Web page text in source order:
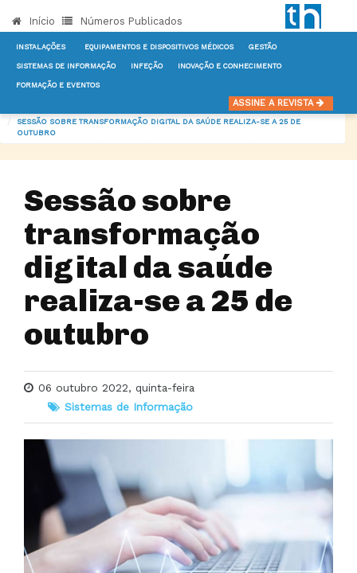
Início Números Publicados
INSTALAÇÕES EQUIPAMENTOS E DISPOSITIVOS MÉDICOS GESTÃO
SISTEMAS DE INFORMAÇÃO INFEÇÃO INOVAÇÃO E CONHECIMENTO
FORMAÇÃO E EVENTOS
ASSINE A REVISTA
SESSÃO SOBRE TRANSFORMAÇÃO DIGITAL DA SAÚDE REALIZA-SE A 25 DE
OUTUBRO
Sessão sobre
transformação
digital da saúde
realiza-se a 25 de
outubro
06 outubro 2022, quinta-feira
Sistemas de Informação